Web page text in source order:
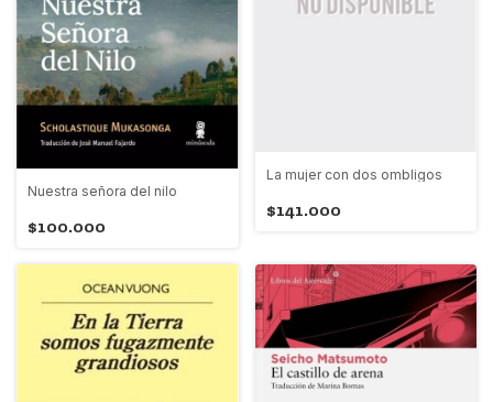
Nuestra señora del nilo
$100.000
La mujer con dos ombligos
$141.000